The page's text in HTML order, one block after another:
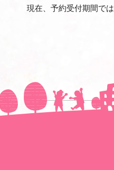
現在、予約受付期間で
＜＜前の記事へ